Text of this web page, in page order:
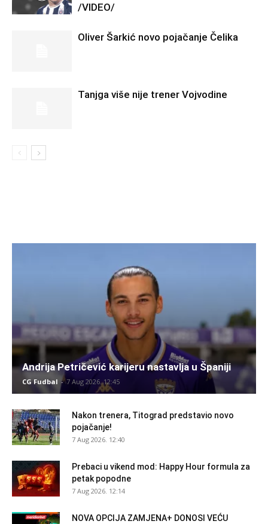
/VIDEO/
Oliver Šarkić novo pojačanje Čelika
Tanjga više nije trener Vojvodine
Andrija Petričević karijeru nastavlja u Španiji
CG Fudbal - 7 Aug 2026. 12:45
Nakon trenera, Titograd predstavio novo
pojačanje!
7 Aug 2026. 12:40
Prebaci u vikend mod: Happy Hour formula za
petak popodne
7 Aug 2026. 12:14
NOVA OPCIJA ZAMJENA+ DONOSI VEĆU